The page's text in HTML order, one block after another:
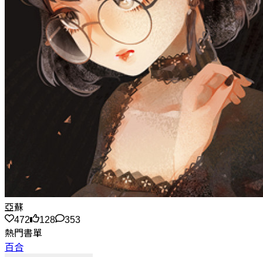
亞蘇
472
128
353
熱門書單
百合